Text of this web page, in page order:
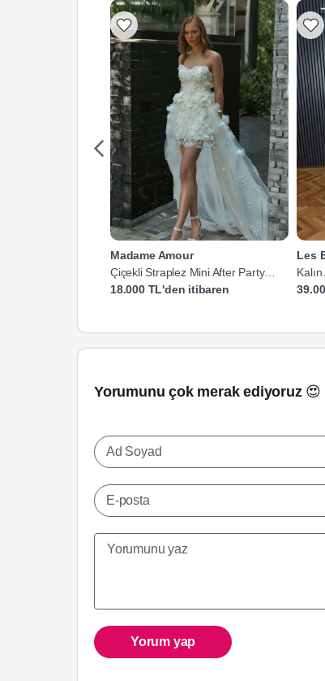
Madame Amour
Çiçekli Straplez Mini After Party
Gelinliği
18.000 TL'den itibaren
Les
Yorumunu çok merak ediyoruz 😍
Ad Soyad
E-posta
Yorum yap